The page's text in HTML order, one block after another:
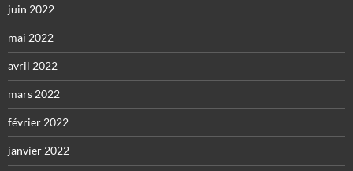
juin 2022
mai 2022
avril 2022
mars 2022
février 2022
janvier 2022